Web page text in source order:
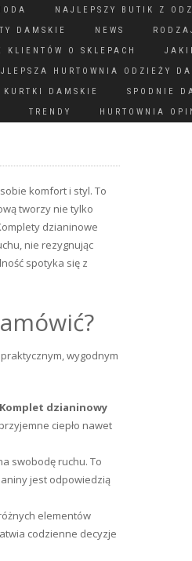
NAJLEPSZY BUTIK Z
DAMSKIE NEWS
O SKLEPACH
HURTOWNIA ODZIEŻY
KURTKI DAMSKIE SPODNIE
TRENDY
HURTOWNIA
komfort i styl. To
tworzy nie tylko
dzianinowe
nie rezygnując
spotyka się z
wygodnym
Komplet dzianinowy
ciepło nawet
swobodę ruchu. To
jest odpowiedzią
elementów
codzienne decyzje